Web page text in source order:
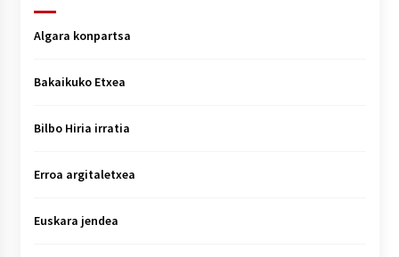
Algara konpartsa
Bakaikuko Etxea
Bilbo Hiria irratia
Erroa argitaletxea
Euskara jendea